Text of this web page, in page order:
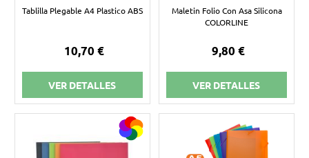
Tablilla Plegable A4 Plastico ABS
10,70 €
VER DETALLES
Maletin Folio Con Asa Silicona
COLORLINE
9,80 €
VER DETALLES